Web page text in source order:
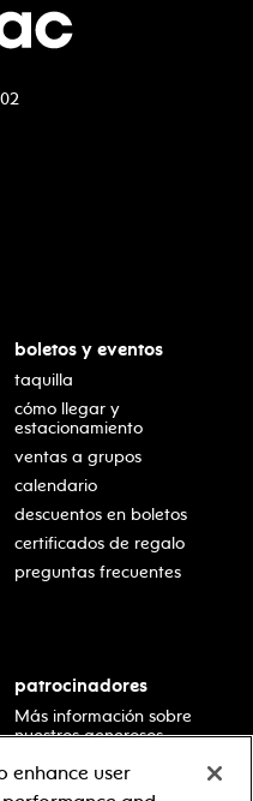
boletos y eventos
taquilla
cómo llegar y
estacionamiento
ventas a grupos
calendario
descuentos en boletos
certificados de regalo
preguntas frecuentes
patrocinadores
Más información sobre
nuestros generosos
enhance user